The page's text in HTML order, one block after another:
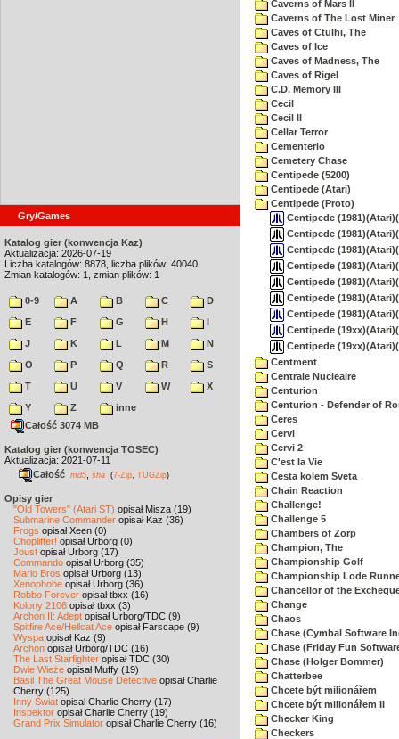
Gry/Games
Katalog gier (konwencja Kaz)
Aktualizacja: 2026-07-19
Liczba katalogów: 8878, liczba plików: 40040
Zmian katalogów: 1, zmian plików: 1
0-9 A B C
D
E
F G H
I
J
K L M
N
O
P Q R
S
T
U V W
X
Y
Z
inne
Całość 3074 MB
Katalog gier (konwencja TOSEC)
Aktualizacja: 2021-07-11
Całość md5 sha (7-Zip TUGZip)
Opisy gier
"Old Towers" (Atari ST) opisał Misza (19)
Submarine Commander opisał Kaz (36)
Frogs opisał Xeen (0)
Choplifter! opisał Urborg (0)
Joust opisał Urborg (17)
Commando opisał Urborg (35)
Mario Bros opisał Urborg (13)
Xenophobe opisał Urborg (36)
Robbo Forever opisał tbxx (16)
Kolony 2106 opisał tbxx (3)
Archon II: Adept opisał Urborg/TDC (9)
Spitfire Ace/Hellcat Ace opisał Farscape (9)
Wyspa opisał Kaz (9)
Archon opisał Urborg/TDC (16)
The Last Starfighter opisał TDC (30)
Dwie Wieże opisał Muffy (19)
Basil The Great Mouse Detective opisał Charlie
Cherry (125)
Inny Świat opisał Charlie Cherry (17)
Inspektor opisał Charlie Cherry (19)
Grand Prix Simulator opisał Charlie Cherry (16)
Caverns of Mars II
Caverns of The Lost Miner
Caves of Ctulhi, The
Caves of Ice
Caves of Madness, The
Caves of Rigel
C.D. Memory III
Cecil
Cecil II
Cellar Terror
Cementerio
Cemetery Chase
Centipede (5200)
Centipede (Atari)
Centipede (Proto)
Centipede
Centipede
Centipede
Centipede
Centipede
Centipede
Centipede
Centipede
Centipede
Centment
Centrale Nucleaire
Centurion
Centurion - Defender of
Ceres
Cervi
Cervi 2
C'est la Vie
Cesta kolem Sveta
Chain Reaction
Challenge!
Challenge 5
Chambers of Zorp
Champion, The
Championship Golf
Championship Lode
Chancellor of the
Change
Chaos
Chase (Cymbal Software
Chase (Friday Fun
Chase (Holger Bommer)
Chatterbee
Chcete být milionářem
Chcete být milionářem II
Checker King
Checkers